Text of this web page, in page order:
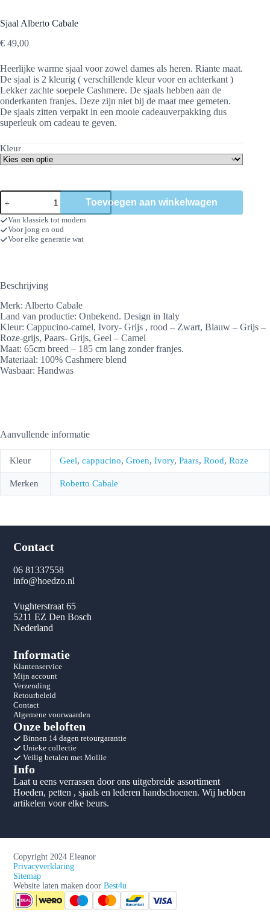
Sjaal Alberto Cabale
€ 49,00
Heerlijke warme sjaal voor zowel dames als heren. Riante maat.
De sjaal is 2 kleurig ( verschillende kleur voor en achterkant )
Lekker zachte soepele Cashmere. De sjaals hebben aan de
onderkanten franjes. Deze zijn niet bij de maat mee gemeten.
De sjaals zitten verpakt in een mooie cadeauverpakking dus
superleuk om cadeau te geven.
Kleur
Sjaal
Alberto
Cabale
aantal
Toevoegen aan winkelwagen
Van klassiek tot modern
Voor jong en oud
Voor elke generatie wat
Beschrijving
Merk: Alberto Cabale
Land van productie: Onbekend. Design in Italy
Kleur: Cappucino-camel, Ivory- Grijs , rood – Zwart, Blauw – Grijs –
Roze-grijs, Paars- Grijs, Geel – Camel
Maat: 65cm breed – 185 cm lang zonder franjes.
Materiaal: 100% Cashmere blend
Wasbaar: Handwas
Aanvullende informatie
Kleur Geel, cappucino, Groen, Ivory, Paars, Rood, Roze
Merken Roberto Cabale
Contact
06 81337558
info@hoedzo.nl
Vughterstraat 65
5211 EZ Den Bosch
Nederland
Informatie
Klantenservice
Mijn account
Verzending
Retourbeleid
Contact
Algemene voorwaarden
Onze beloften
Binnen 14 dagen retourgarantie
Unieke collectie
Veilig betalen met Mollie
Info
Laat u eens verrassen door ons uitgebreide assortiment
Hoeden, petten , sjaals en lederen handschoenen. Wij hebben
artikelen voor elke beurs.
Copyright 2024 Eleanor
Privacyverklaring
Sitemap
Website laten maken doorBest4u